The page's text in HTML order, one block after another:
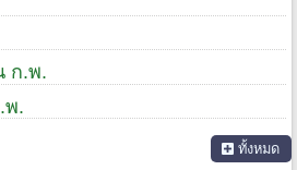
ก.พ.
พ.
ทั้งหมด